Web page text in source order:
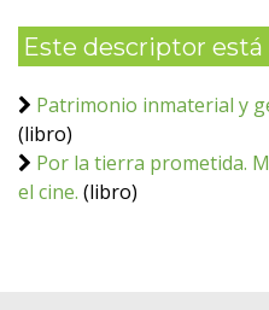
Este descriptor está
Patrimonio inmaterial y
(libro)
Por la tierra prometida.
el cine. (libro)